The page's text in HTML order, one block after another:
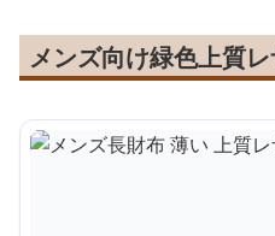
メンズ向け緑色上質